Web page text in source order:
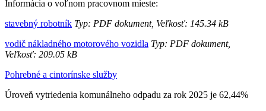
Informácia o voľnom pracovnom mieste:
stavebný robotník Typ: PDF dokument, Veľkosť: 145.34 kB
vodič nákladného motorového vozidla Typ: PDF dokument,
Veľkosť: 209.05 kB
Pohrebné a cintorínske služby
Úroveň vytriedenia komunálneho odpadu za rok 2025 je 62,44%